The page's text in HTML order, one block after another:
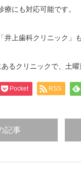
にも対応可能です。
上歯科クリニック」
るクリニックで、土曜
Pocket RSS
記事